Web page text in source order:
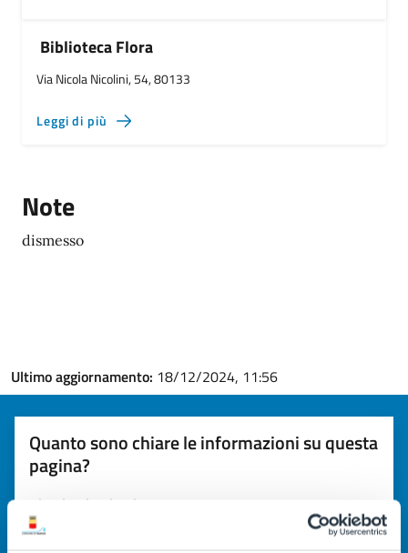
Biblioteca Flora
Via Nicola Nicolini, 54, 80133
Leggi di più
Note
dismesso
Ultimo aggiornamento: 18/12/2024, 11:56
Quanto sono chiare le informazioni su questa
pagina?
Valuta la chiarezza delle informazioni (da 1 a 5 stelle)
Seleziona il numero di stelle per valutare la chiarezza delle
Valuta 1 stelle su 5